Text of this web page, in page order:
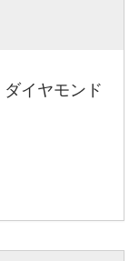
ダイヤモンド